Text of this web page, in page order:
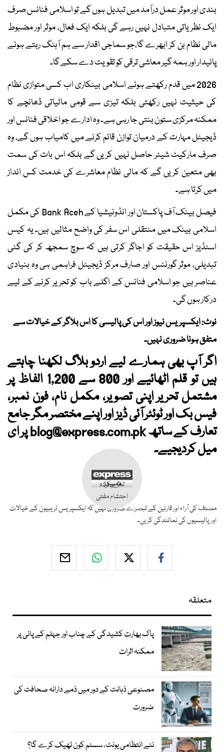
بندی اور موثر عمل درآمد میں تبدیل ہوں گے تو اسلامی فنانس صرف
ایک نظریاتی متبادل نہیں رہے گی بلکہ ایک فعال، موثر اور مضبوط
مالی نظام بن کر ابھرے گا،جو سماجی اقدار سے ہم آہنگ رہتے ہوئے
پائیدار اور ہمہ گیر معاشی ترقی کو تقویت دے سکے گا۔
2026 میں قدم رکھتے ہوئے اسلامی بینکاری اب کسی متوازی نظام
کی حیثیت نہیں رکھتی بلکہ تیزی سے قومی مالیاتی ڈھانچے کا
ممکنہ مرکزی ستون بنتی جا رہی ہے۔ وہ ادارے جو اخلاقی فنانس اور
ڈیجیٹل مہارت کے درمیان توازن قائم کرنے میں کامیاب ہوں گے، وہ
صرف مارکیٹ شیئر حاصل نہیں کریں گے بلکہ اس بات کی سمت
بھی متعین کریں گے کہ مالی نظام معاشرے کی خدمت کس انداز
میں کرتا ہے۔
فیصل بینک آف پاکستان اور انڈونیشیا کے Bank Aceh کی مکمل
اسلامی بینک میں منتقلی اس سفر کی واضح مثالیں ہیں۔ یہ کیس
اسٹڈیز اس حقیقت کو اجاگر کرتی ہیں کہ سوچ سمجھ کر کی گئی
تبدیلی، موثر گورننس اور صارف مرکز ڈیجیٹل فراہمی ہی وہ بنیادی
عناصر ہیں جو اسلامی فنانس کے اگلے باب کو تحریر کرنے کے لیے
درکار ہوں گی۔
نوٹ: ایکسپریس نیوز اور اس کی پالیسی کا اس بلاگر کے خیالات سے
متفق ہونا ضروری نہیں۔
اگر آپ بھی ہمارے لیے اردو بلاگ لکھنا چاہتے
ہیں تو قلم اٹھائیے اور 800 سے 1,200 الفاظ پر
مشتمل تحریر اپنی تصویر، مکمل نام، فون نمبر،
فیس بک اور ٹوئٹر آئی ڈیز اور اپنے مختصر مگر جامع
تعارف کے ساتھblog@express.com.pkپر ای
میل کردیجیے۔
تحریر کردہ
احتشام مفتی
مصنف کی آراء اور قارئین کے تبصرے ضروری نہیں کہ ایکسپریس ٹریبیون کے خیالات
اور پالیسیوں کی نمائندگی کریں۔
متعلقہ
پاک بھارت کشیدگی کے چناب اور جہلم کے پانی پر
ممکنہ اثرات
مصنوعی ذہانت کے دور میں ذمے دارانہ صحافت کی
ضرورت
نئے انتظامی یونٹ، سسٹم کون ٹھیک کرے گا؟